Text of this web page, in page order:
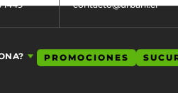
1449 contacto@urbani.cl
PROMOCIONES